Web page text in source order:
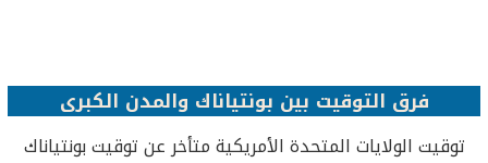
فرق التوقيت بين بونتياناك والمدن الكبرى
توقيت الولايات المتحدة الأمريكية متأخر عن توقيت بونتياناك